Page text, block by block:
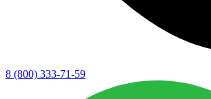
8 (800) 333-71-59